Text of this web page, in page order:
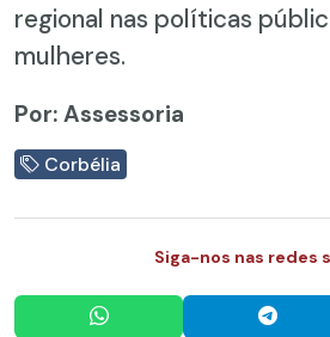
regional nas políticas
mulheres.
Por: Assessoria
Corbélia
Siga-nos nas redes